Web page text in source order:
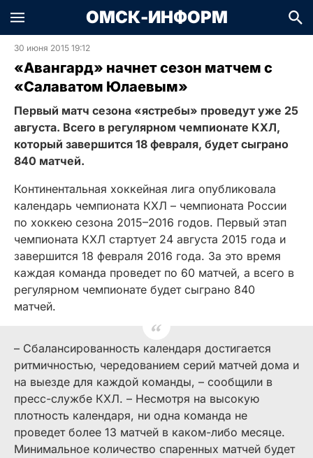
ОМСК-ИНФОРМ
30 июня 2015 19:12
«Авангард» начнет сезон матчем с
«Салаватом Юлаевым»
Первый матч сезона «ястребы» проведут уже 25
августа. Всего в регулярном чемпионате КХЛ,
который завершится 18 февраля, будет сыграно
840 матчей.
Континентальная хоккейная лига опубликовала
календарь чемпионата КХЛ – чемпионата России
по хоккею сезона 2015–2016 годов. Первый этап
чемпионата КХЛ стартует 24 августа 2015 года и
завершится 18 февраля 2016 года. За это время
каждая команда проведет по 60 матчей, а всего в
регулярном чемпионате будет сыграно 840
матчей.
– Сбалансированность календаря достигается
ритмичностью, чередованием серий матчей дома и
на выезде для каждой команды, – сообщили в
пресс-службе КХЛ. – Несмотря на высокую
плотность календаря, ни одна команда не
проведет более 13 матчей в каком-либо месяце.
Минимальное количество спаренных матчей будет